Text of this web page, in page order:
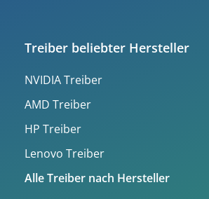
Treiber beliebter Hersteller
NVIDIA Treiber
AMD Treiber
HP Treiber
Lenovo Treiber
Alle Treiber nach Hersteller